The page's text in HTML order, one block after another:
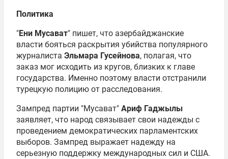
Политика
"Ени Мусават" пишет, что азербайджанские
власти бояться раскрытия убийства популярного
журналиста Эльмара Гусейнова, полагая, что
заказ мог исходить из кругов, близких к главе
государства. Именно поэтому власти отстранили
турецкую полицию от расследования.
Зампред партии "Мусават" Ариф Гаджылы
заявляет, что народ связывает свои надежды с
проведением демократических парламентских
выборов. Зампред выражает надежду на
серьезную поддержку международных сил и США.